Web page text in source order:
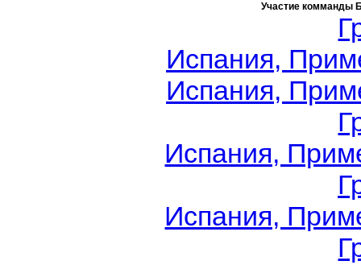
Участие комманды
Испания,
Испания,
Испания,
Испания,